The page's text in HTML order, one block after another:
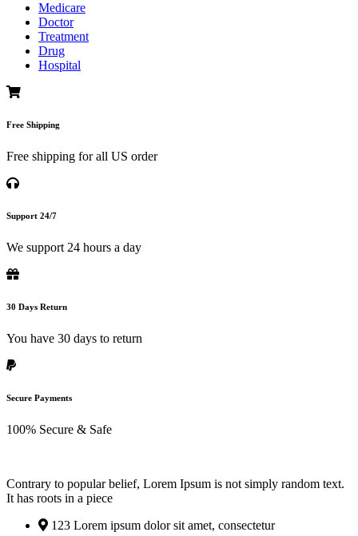
Medicare
Doctor
Treatment
Drug
Hospital
Free Shipping
Free shipping for all US order
Support 24/7
We support 24 hours a day
30 Days Return
You have 30 days to return
Secure Payments
100% Secure & Safe
Contrary to popular belief, Lorem Ipsum is not simply random text.
It has roots in a piece
123 Lorem ipsum dolor sit amet, consectetur